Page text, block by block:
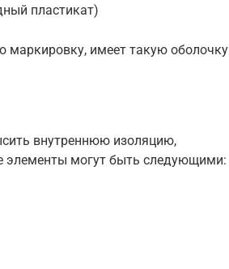
пластикат)
маркировку, имеет такую оболочку
внутреннюю изоляцию,
элементы могут быть следующими: